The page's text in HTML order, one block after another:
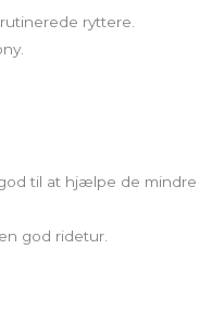
ryttere.
til at hjælpe de mindre
god ridetur.